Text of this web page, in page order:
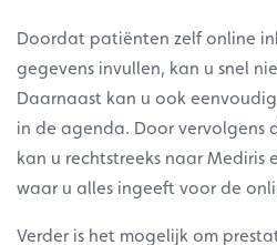
Doordat patiënten zelf online
gegevens invullen, kan u snel
Daarnaast kan u ook
in de agenda. Door vervolgens
kan u rechtstreeks naar Mediris
waar u alles ingeeft voor de
Verder is het mogelijk om